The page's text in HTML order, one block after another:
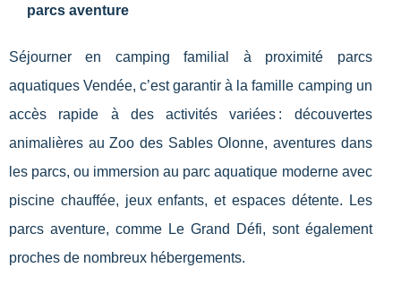
parcs aventure
Séjourner en camping familial à proximité parcs
aquatiques Vendée, c’est garantir à la famille camping un
accès rapide à des activités variées : découvertes
animalières au Zoo des Sables Olonne, aventures dans
les parcs, ou immersion au parc aquatique moderne avec
piscine chauffée, jeux enfants, et espaces détente. Les
parcs aventure, comme Le Grand Défi, sont également
proches de nombreux hébergements.